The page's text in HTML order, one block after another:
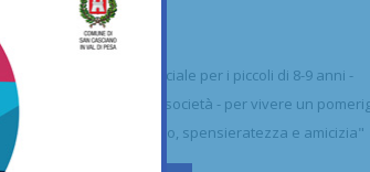
Calcio 21/07/2026
"Un'occasione speciale per i piccoli di 8-9 anni -
sottolineano dalla società - per vivere un
di puro divertimento, spensieratezza e amicizia"